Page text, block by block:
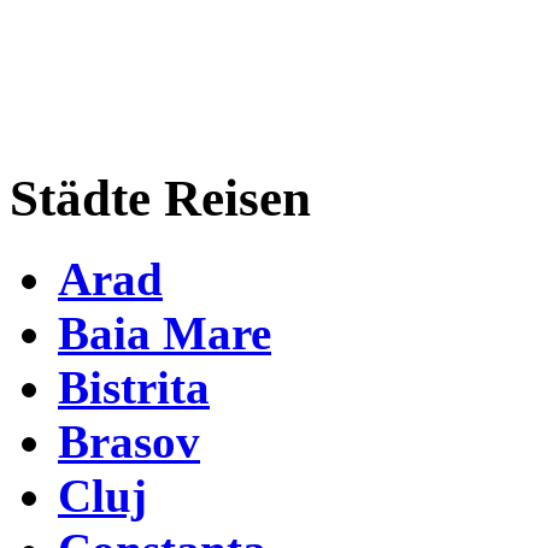
Städte Reisen
Arad
Baia Mare
Bistrita
Brasov
Cluj